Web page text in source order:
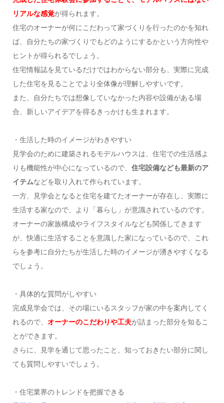
リアルな感覚が得られます。
住宅のオーナーが何にこだわって家づくりを行ったのかを知れ
ば、自分たちの家づくりでもどのようにするかという方向性や
ヒントが得られるでしょう。
住宅情報誌を見ているだけではわからない部分も、実際に完成
した住宅を見ることでより全体像が理解しやすいです。
また、自分たちでは想像していなかった内容や設備がある場
合、新しいアイデアを得るきっかけも生まれます。
・生活した時のイメージがわきやすい
見学会のために建築されるモデルハウスは、住宅での生活感よ
りも機能性が中心になっているので、 住宅設備なども最新のア
イテムなどを取り入れて作られています。
一方、見学会となると住宅を建てたオーナーが存在し、実際に
生活する家なので、より「暮らし」が意識されているのです。
オーナーの家族構成やライフスタイルなども関係してきます
が、快適に生活することを意識した家になっているので、これ
らを参考に自分たちが生活した時のイメージが湧きやすくなる
でしょう。
・具体的な質問がしやすい
完成見学会では、その場にいるスタッフが家の中を案内してく
れるので、 オーナーのこだわりや工夫が詰まった部分を知るこ
とができます。
さらに、見学を通じて思ったこと、知っておきたい部分に関し
ても質問しやすいでしょう。
・住宅業界のトレンドを把握できる